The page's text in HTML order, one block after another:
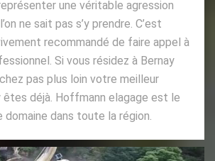
une véritable agression
ne sait pas s’y prendre. C’est
recommandé de faire appel à
Si vous résidez à Bernay
pas plus loin votre meilleur
déjà. Hoffmann elagage est le
domaine dans toute la région.